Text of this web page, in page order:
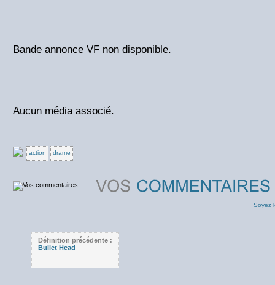
Bande annonce VF non disponible.
Aucun média associé.
action drame
Soyez
Définition précédente :
Bullet Head